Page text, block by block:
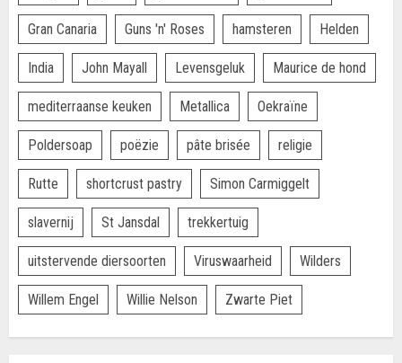
Gran Canaria Guns 'n' Roses hamsteren Helden
India John Mayall Levensgeluk Maurice de hond
mediterraanse keuken Metallica Oekraïne
Poldersoap poëzie pâte brisée religie
Rutte shortcrust pastry Simon Carmiggelt
slavernij St Jansdal trekkertuig
uitstervende diersoorten Viruswaarheid Wilders
Willem Engel Willie Nelson Zwarte Piet